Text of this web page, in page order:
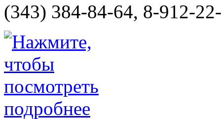
(343) 384-84-64, 8-912-